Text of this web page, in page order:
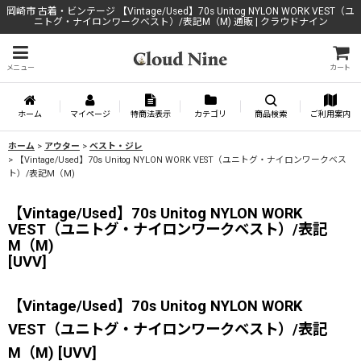
岡崎市 古着・ビンテージ 【Vintage/Used】70s Unitog NYLON WORK VEST（ユ
ニトグ・ナイロンワークベスト）/表記M（M) 通販 | クラウドナイン
メニュー カート
ホーム マイページ 特商法表示 カテゴリ 商品検索 ご利用案内
ホーム > アウター > ベスト・ジレ
>
【Vintage/Used】70s Unitog NYLON WORK VEST（ユニトグ・ナイロンワークベス
ト）/表記M（M)
【Vintage/Used】70s Unitog NYLON WORK
VEST（ユニトグ・ナイロンワークベスト）/表記
M（M)
[UVV]
【Vintage/Used】70s Unitog NYLON WORK
VEST（ユニトグ・ナイロンワークベスト）/表記
M（M) [UVV]